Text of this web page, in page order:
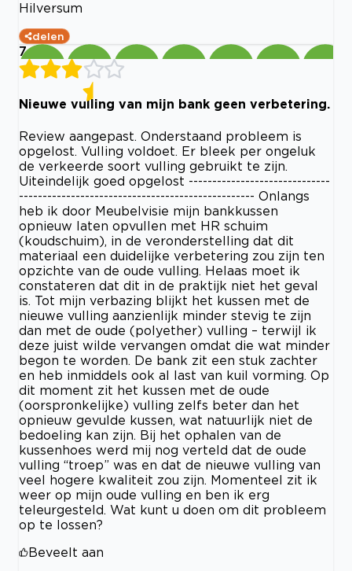
Hilversum
delen
7
Nieuwe vulling van mijn bank geen verbetering.
Review aangepast. Onderstaand probleem is
opgelost. Vulling voldoet. Er bleek per ongeluk
de verkeerde soort vulling gebruikt te zijn.
Uiteindelijk goed opgelost ------------------------------
-------------------------------------------------- Onlangs
heb ik door Meubelvisie mijn bankkussen
opnieuw laten opvullen met HR schuim
(koudschuim), in de veronderstelling dat dit
materiaal een duidelijke verbetering zou zijn ten
opzichte van de oude vulling. Helaas moet ik
constateren dat dit in de praktijk niet het geval
is. Tot mijn verbazing blijkt het kussen met de
nieuwe vulling aanzienlijk minder stevig te zijn
dan met de oude (polyether) vulling – terwijl ik
deze juist wilde vervangen omdat die wat minder
begon te worden. De bank zit een stuk zachter
en heb inmiddels ook al last van kuil vorming. Op
dit moment zit het kussen met de oude
(oorspronkelijke) vulling zelfs beter dan het
opnieuw gevulde kussen, wat natuurlijk niet de
bedoeling kan zijn. Bij het ophalen van de
kussenhoes werd mij nog verteld dat de oude
vulling “troep” was en dat de nieuwe vulling van
veel hogere kwaliteit zou zijn. Momenteel zit ik
weer op mijn oude vulling en ben ik erg
teleurgesteld. Wat kunt u doen om dit probleem
op te lossen?
Beveelt aan